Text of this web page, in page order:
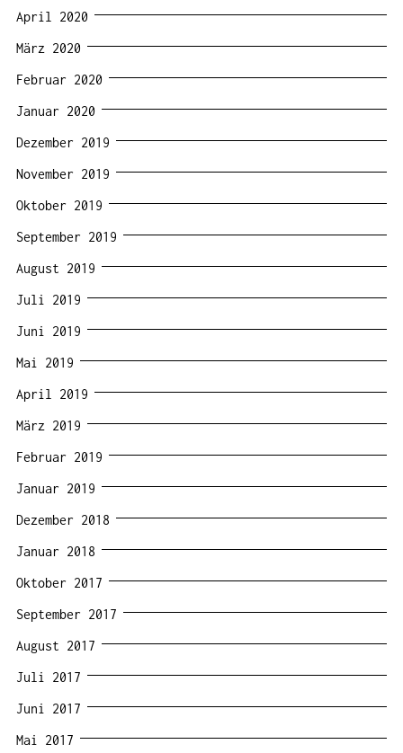
April 2020
März 2020
Februar 2020
Januar 2020
Dezember 2019
November 2019
Oktober 2019
September 2019
August 2019
Juli 2019
Juni 2019
Mai 2019
April 2019
März 2019
Februar 2019
Januar 2019
Dezember 2018
Januar 2018
Oktober 2017
September 2017
August 2017
Juli 2017
Juni 2017
Mai 2017